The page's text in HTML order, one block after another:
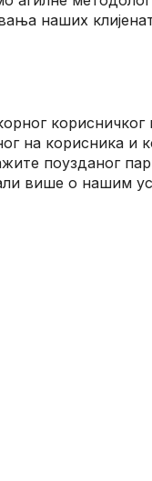
наших
корисничког
на корисника и
поузданог
више о нашим